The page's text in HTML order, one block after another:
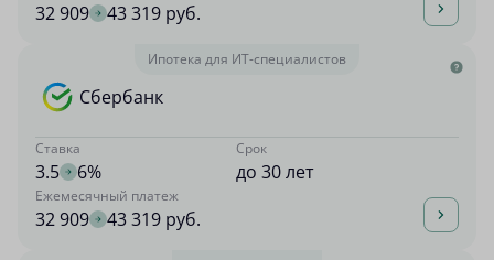
32 909 43 319 руб.
Ипотека для ИТ-специалистов
Сбербанк
Ставка
3.5 6%
Срок
до 30 лет
Ежемесячный платеж
32 909 43 319 руб.